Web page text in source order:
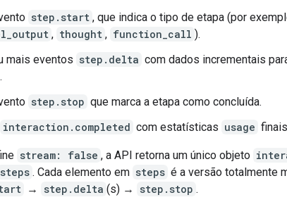
step.start , que indica o tipo de etapa (por
, thought , function_call ).
mais eventos step.delta com dados incrementais
step.stop que marca a etapa como concluída.
interaction.completed com estatísticas usage
stream: false , a API retorna um único objeto
steps . Cada elemento em steps é a versão totalmente
→ step.delta (s) → step.stop .